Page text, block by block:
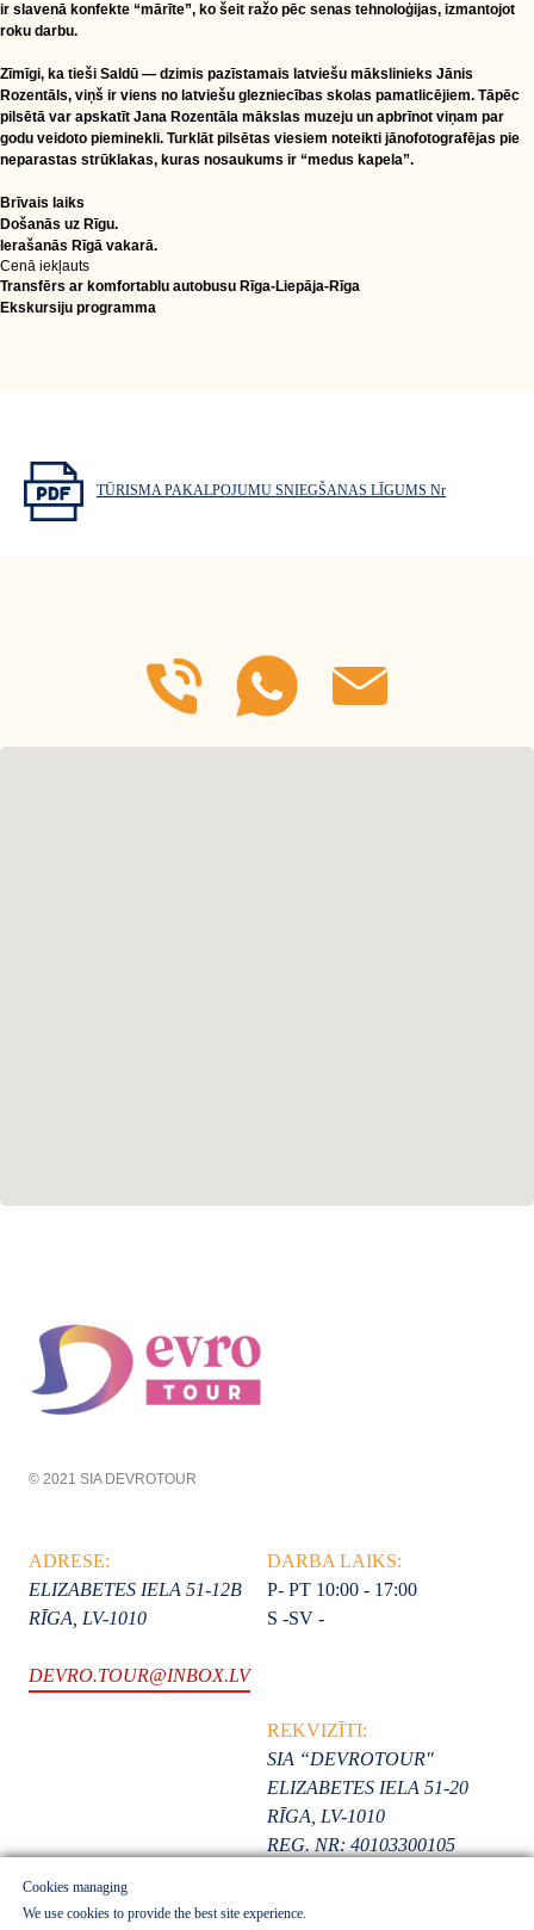
ir slavenā konfekte “mārīte”, ko šeit ražo pēc senas tehnoloģijas, izmantojot
roku darbu.
Zīmīgi, ka tieši Saldū — dzimis pazīstamais latviešu mākslinieks Jānis
Rozentāls, viņš ir viens no latviešu glezniecības skolas pamatlicējiem. Tāpēc
pilsētā var apskatīt Jana Rozentāla mākslas muzeju un apbrīnot viņam par
godu veidoto pieminekli. Turklāt pilsētas viesiem noteikti jānofotografējas pie
neparastas strūklakas, kuras nosaukums ir “medus kapela”.
Brīvais laiks
Došanās uz Rīgu.
Ierašanās Rīgā vakarā.
Cenā iekļauts
Transfērs ar komfortablu autobusu Rīga-Liepāja-Rīga
Ekskursiju programma
TŪRISMA PAKALPOJUMU SNIEGŠANAS LĪGUMS Nr
© 2021 SIA DEVROTOUR
ADRESE:
ELIZABETES IELA 51-12B
RĪGA, LV-1010
DEVRO.TOUR@INBOX.LV
DARBA LAIKS:
P- PT 10:00 - 17:00
S -SV -
REKVIZĪTI:
SIA “DEVROTOUR"
ELIZABETES IELA 51-20
RĪGA, LV-1010
REG. NR: 40103300105
Cookies managing
We use cookies to provide the best site experience.